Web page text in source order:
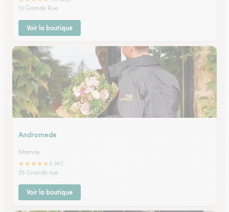
13 Grande Rue
Voir la boutique
Andromede
Marnay
★★★★★ 5 (41)
25 Grande rue
Voir la boutique